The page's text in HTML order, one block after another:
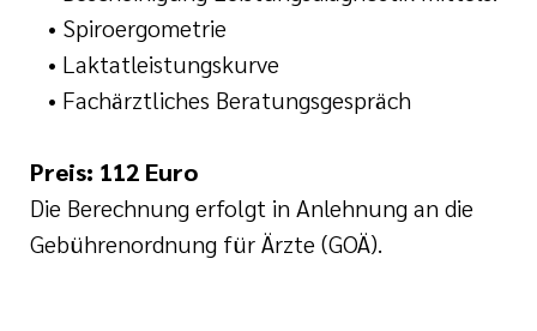
• Spiroergometrie
• Laktatleistungskurve
• Fachärztliches Beratungsgespräch
Preis: 112 Euro
Die Berechnung erfolgt in Anlehnung an die
Gebührenordnung für Ärzte (GOÄ).